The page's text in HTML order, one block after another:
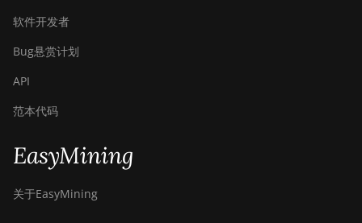
软件开发者
Bug悬赏计划
API
范本代码
EasyMining
关于EasyMining